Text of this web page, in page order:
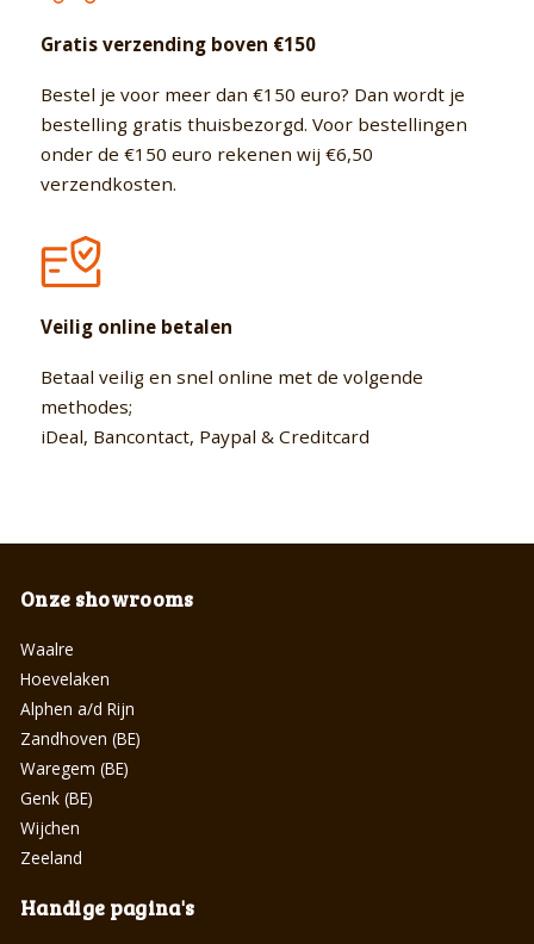
Gratis verzending boven €150
Bestel je voor meer dan €150 euro? Dan wordt je
bestelling gratis thuisbezorgd. Voor bestellingen
onder de €150 euro rekenen wij €6,50
verzendkosten.
Veilig online betalen
Betaal veilig en snel online met de volgende
methodes;
iDeal, Bancontact, Paypal & Creditcard
Onze showrooms
Waalre
Hoevelaken
Alphen a/d Rijn
Zandhoven (BE)
Waregem (BE)
Genk (BE)
Wijchen
Zeeland
Handige pagina's